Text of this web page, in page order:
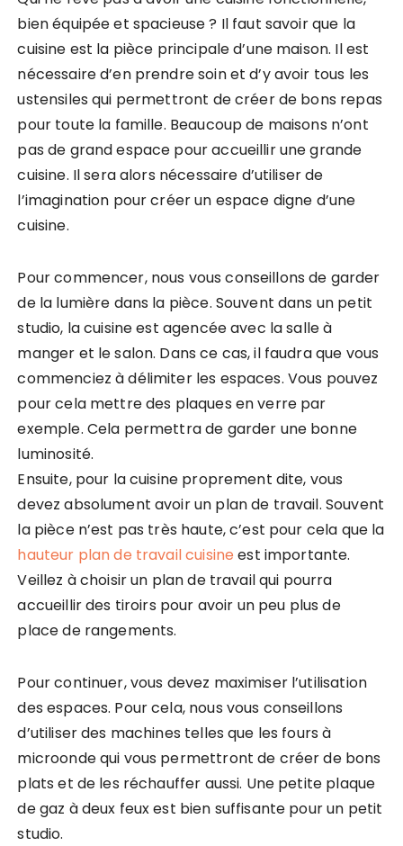
bien équipée et spacieuse ? Il faut savoir que la
cuisine est la pièce principale d’une maison. Il est
nécessaire d’en prendre soin et d’y avoir tous les
ustensiles qui permettront de créer de bons repas
pour toute la famille. Beaucoup de maisons n’ont
pas de grand espace pour accueillir une grande
cuisine. Il sera alors nécessaire d’utiliser de
l’imagination pour créer un espace digne d’une
cuisine.
Pour commencer, nous vous conseillons de garder
de la lumière dans la pièce. Souvent dans un petit
studio, la cuisine est agencée avec la salle à
manger et le salon. Dans ce cas, il faudra que vous
commenciez à délimiter les espaces. Vous pouvez
pour cela mettre des plaques en verre par
exemple. Cela permettra de garder une bonne
luminosité.
Ensuite, pour la cuisine proprement dite, vous
devez absolument avoir un plan de travail. Souvent
la pièce n’est pas très haute, c’est pour cela que la
hauteur plan de travail cuisine est importante.
Veillez à choisir un plan de travail qui pourra
accueillir des tiroirs pour avoir un peu plus de
place de rangements.
Pour continuer, vous devez maximiser l’utilisation
des espaces. Pour cela, nous vous conseillons
d’utiliser des machines telles que les fours à
microonde qui vous permettront de créer de bons
plats et de les réchauffer aussi. Une petite plaque
de gaz à deux feux est bien suffisante pour un petit
studio.